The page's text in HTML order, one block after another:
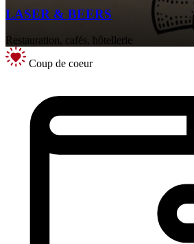
LASER & BEERS
Restauration, cafés, hôtellerie
Coup de coeur